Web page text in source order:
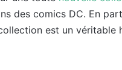
des comics DC. En
est un véritable